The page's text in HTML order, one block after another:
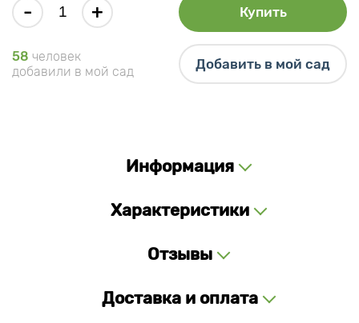
- + Купить
58 человек
добавили в мой сад
Добавить в мой сад
Информация
Характеристики
Отзывы
Доставка и оплата